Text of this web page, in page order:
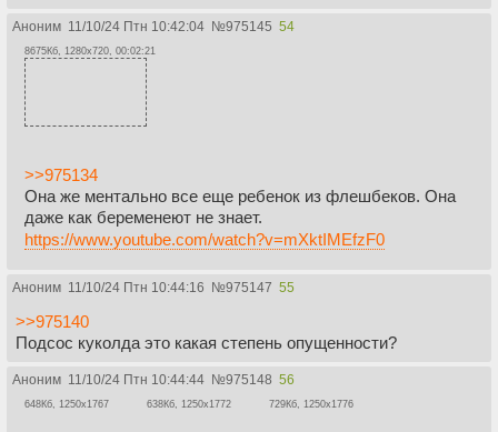
Аноним 11/10/24 Птн 10:42:04 №975145 54
8675Кб, 1280x720, 00:02:21
>>975134
Она же ментально все еще ребенок из флешбеков. Она
даже как беременеют не знает.
https://www.youtube.com/watch?v=mXktIMEfzF0
Аноним 11/10/24 Птн 10:44:16 №975147 55
>>975140
Подсос куколда это какая степень опущенности?
Аноним 11/10/24 Птн 10:44:44 №975148 56
648Кб, 1250x1767 638Кб, 1250x1772 729Кб, 1250x1776